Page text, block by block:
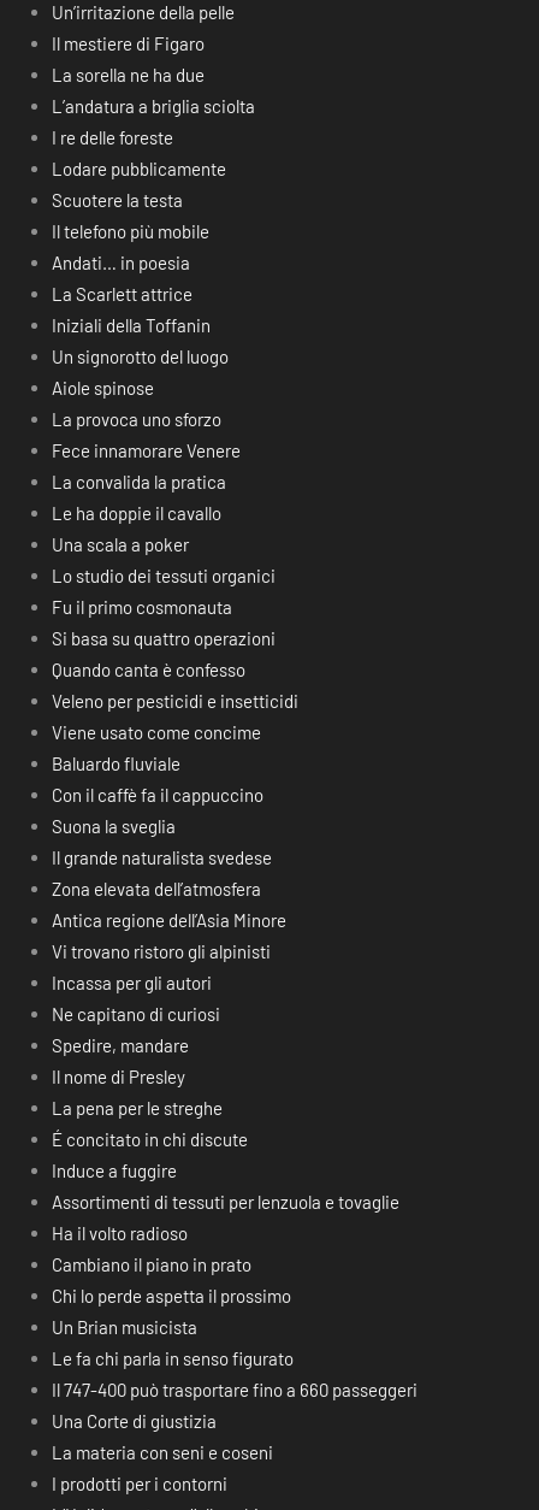
Un’irritazione della pelle
Il mestiere di Figaro
La sorella ne ha due
L’andatura a briglia sciolta
I re delle foreste
Lodare pubblicamente
Scuotere la testa
Il telefono più mobile
Andati… in poesia
La Scarlett attrice
Iniziali della Toffanin
Un signorotto del luogo
Aiole spinose
La provoca uno sforzo
Fece innamorare Venere
La convalida la pratica
Le ha doppie il cavallo
Una scala a poker
Lo studio dei tessuti organici
Fu il primo cosmonauta
Si basa su quattro operazioni
Quando canta è confesso
Veleno per pesticidi e insetticidi
Viene usato come concime
Baluardo fluviale
Con il caffè fa il cappuccino
Suona la sveglia
Il grande naturalista svedese
Zona elevata dell’atmosfera
Antica regione dell’Asia Minore
Vi trovano ristoro gli alpinisti
Incassa per gli autori
Ne capitano di curiosi
Spedire, mandare
Il nome di Presley
La pena per le streghe
É concitato in chi discute
Induce a fuggire
Assortimenti di tessuti per lenzuola e tovaglie
Ha il volto radioso
Cambiano il piano in prato
Chi lo perde aspetta il prossimo
Un Brian musicista
Le fa chi parla in senso figurato
Il 747-400 può trasportare fino a 660 passeggeri
Una Corte di giustizia
La materia con seni e coseni
I prodotti per i contorni